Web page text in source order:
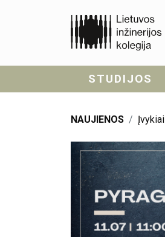
STUDIJOS
NAUJIENOS Įvykiai